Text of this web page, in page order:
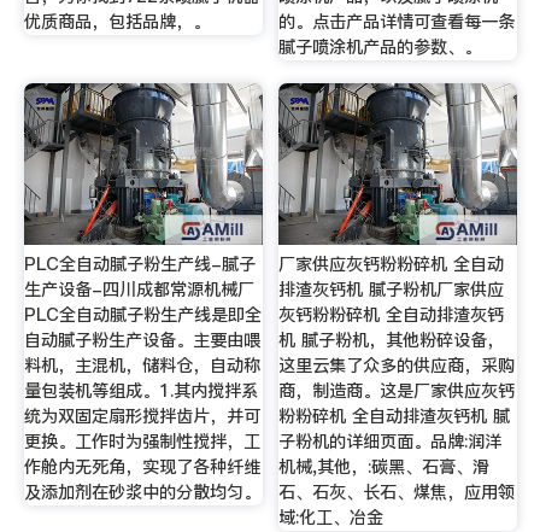
优质商品，包括品牌，。
的。点击产品详情可查看每一条
腻子喷涂机产品的参数、。
PLC全自动腻子粉生产线-腻子
生产设备-四川成都常源机械厂
PLC全自动腻子粉生产线是即全
自动腻子粉生产设备。主要由喂
料机，主混机，储料仓，自动称
量包装机等组成。1.其内搅拌系
统为双固定扇形搅拌齿片，并可
更换。工作时为强制性搅拌，工
作舱内无死角，实现了各种纤维
及添加剂在砂浆中的分散均匀。
厂家供应灰钙粉粉碎机 全自动
排渣灰钙机 腻子粉机厂家供应
灰钙粉粉碎机 全自动排渣灰钙
机 腻子粉机，其他粉碎设备，
这里云集了众多的供应商，采购
商，制造商。这是厂家供应灰钙
粉粉碎机 全自动排渣灰钙机 腻
子粉机的详细页面。品牌:润洋
机械,其他，:碳黑、石膏、滑
石、石灰、长石、煤焦，应用领
域:化工、冶金